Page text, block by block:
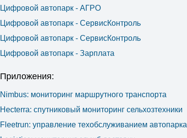
Цифровой автопарк - АГРО
Цифровой автопарк - СервисКонтроль
Цифровой автопарк - СервисКонтроль
Цифровой автопарк - Зарплата
Приложения:
Nimbus: мониторинг маршрутного транспорта
Hecterra: cпутниковый мониторинг сельхозтехники
Fleetrun: управление техобслуживанием автопарка